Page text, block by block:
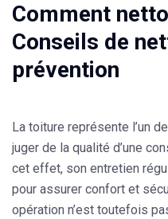
Comment
Conseils de
prévention
La toiture représente l’un
juger de la qualité d’une
cet effet, son entretien
pour assurer confort et
opération n’est toutefois